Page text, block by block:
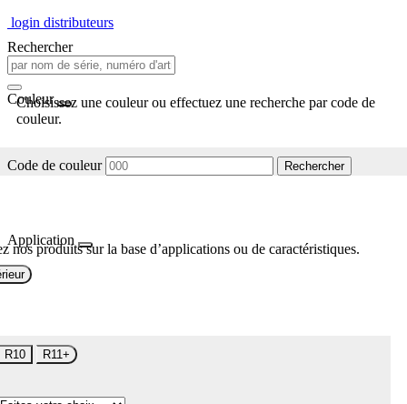
login distributeurs
Rechercher
Couleur
Choisissez une couleur ou effectuez une recherche par code de
couleur.
Code de couleur Rechercher
Application
nos produits sur la base d’applications ou de caractéristiques.
R10 R11+